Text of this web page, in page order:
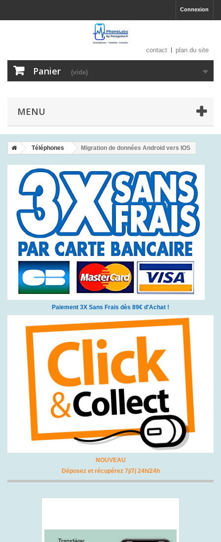
Connexion
contact plan du site
Panier (vide)
MENU
Téléphones Migration de données Android vers IOS
Paiement 3X Sans Frais dès 89€ d'Achat !
NOUVEAU
Déposez et récupérez 7j/7j 24h/24h